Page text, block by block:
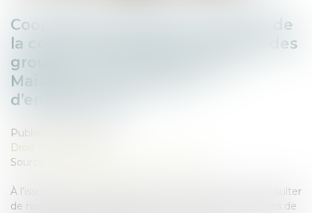
Coopératives agricoles : l’Autorité de
la concurrence autorise la fusion des
groupes coopératifs Euralis et
Maïsadour, sous réserve
d’engagements
Publié le :
Droit commercial
Source :
À l’issue d’une instruction qui a conduit l’Autorité à consulter
de nombreux tiers (agriculteurs, concurrents, enseignes de